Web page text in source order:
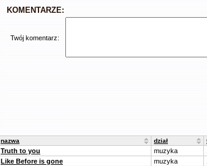
KOMENTARZE:
Twój komentarz:
nazwa dział
Truth to you muzyka
Like Before is gone
muzyka